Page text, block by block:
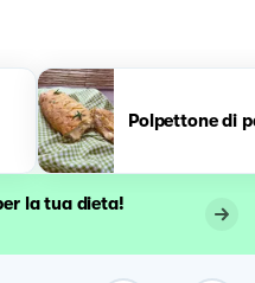
Polpettone di
la tua dieta!